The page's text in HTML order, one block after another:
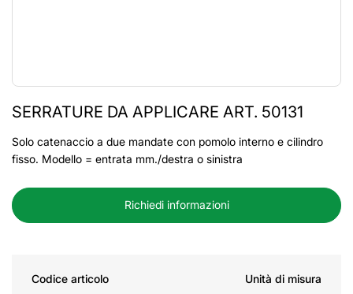
SERRATURE DA APPLICARE ART. 50131
Solo catenaccio a due mandate con pomolo interno e cilindro
fisso. Modello = entrata mm./destra o sinistra
Richiedi informazioni
Codice articolo Unità di misura